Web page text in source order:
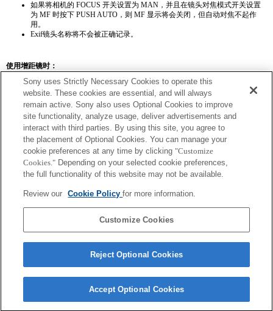
如果将相机的 FOCUS 开关设置为 MAN，并且在镜头对焦模式开关设置
为 MF 时按下 PUSH AUTO，则 MF 显示将会关闭，但自动对焦不起作
用。
Exif镜头名称将不会被正确记录。
使用增距镜时：
SEL14TC SEL20TC
SEL14TC
Exif 鏡頭名的焦距和最大光圈會以放大倍數值列出。然而，如光圈值乘以放
大倍數為 10 或更高時，便無法正確顯示。
Sony uses Strictly Necessary Cookies to operate this
website. These cookies are essential, and will always
remain active. Sony also uses Optional Cookies to improve
site functionality, analyze usage, deliver advertisements and
interact with third parties. By using this site, you agree to
the placement of Optional Cookies. You can manage your
cookie preferences at any time by clicking "Customize
Cookies." Depending on your selected cookie preferences,
the full functionality of this website may not be available.
Review our Cookie Policyfor more information.
Customize Cookies
Reject Optional Cookies
Accept Optional Cookies